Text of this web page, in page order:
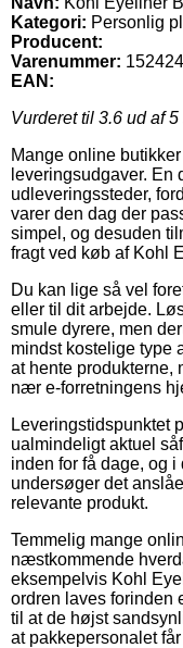
Kategori: Personlig
Producent:
Varenummer:
EAN:
Vurderet til 3.6 ud af 5
Mange online
leveringsudgaver.
udleveringssteder,
varer den dag der
simpel, og desuden
fragt ved køb af Kohl
Du kan lige så vel
eller til dit arbejde.
smule dyrere, men
mindst kostelige type
at hente produkterne,
nær e-forretningens
Leveringstidspunktet
ualmindeligt aktuel
inden for få dage, og
undersøger det
relevante produkt.
Temmelig mange
næstkommende
eksempelvis Kohl
ordren laves forinden
til at de højst
at pakkepersonalet får